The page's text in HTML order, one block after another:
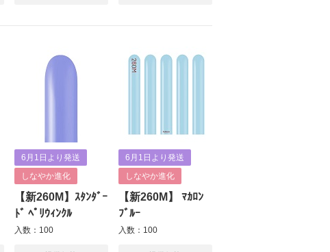
6月1日より発送
しなやか進化
【新260M】ｽﾀﾝﾀﾞｰ
ﾄﾞ ﾍﾟﾘｳｨﾝｸﾙ
入数：100
6月1日より発送
しなやか進化
【新260M】 ﾏｶﾛﾝ
ﾌﾞﾙｰ
入数：100